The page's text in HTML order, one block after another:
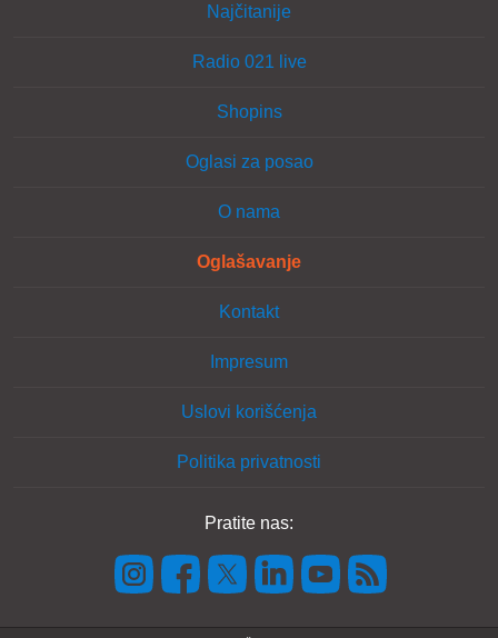
Najčitanije
Radio 021 live
Shopins
Oglasi za posao
O nama
Oglašavanje
Kontakt
Impresum
Uslovi korišćenja
Politika privatnosti
Pratite nas: